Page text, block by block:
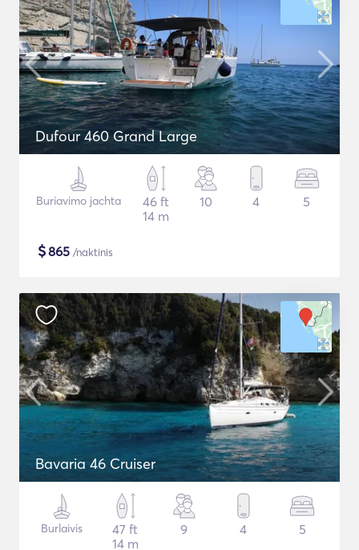
Dufour 460 Grand Large
Buriavimo jachta
46 ft
14 m
10 4 5
$865 /naktinis
Bavaria 46 Cruiser
Burlaivis
47 ft
14 m
9 4 5